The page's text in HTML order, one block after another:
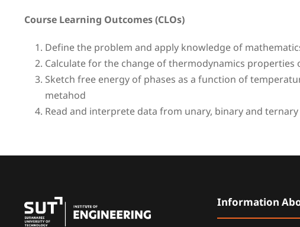
Course Learning Outcomes (CLOs)
Define the problem and apply knowledge of
Calculate for the change of thermodynamics
Sketch free energy of phases as a function of
metahod
Read and interprete data from unary, binary and
Information